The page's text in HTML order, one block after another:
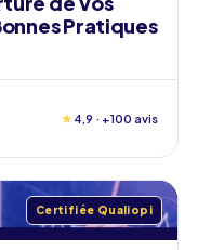
Pratiques
★ 4,9 · +100 avis
Certifiée Qualiopi